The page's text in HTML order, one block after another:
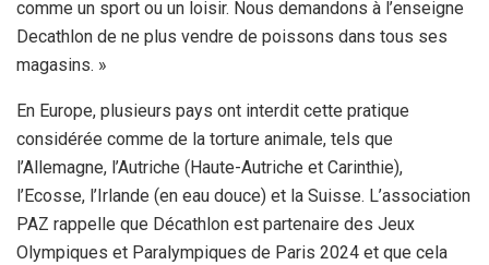
comme un sport ou un loisir. Nous demandons à l’enseigne
Decathlon de ne plus vendre de poissons dans tous ses
magasins. »
En Europe, plusieurs pays ont interdit cette pratique
considérée comme de la torture animale, tels que
l’Allemagne, l’Autriche (Haute-Autriche et Carinthie),
l’Ecosse, l’Irlande (en eau douce) et la Suisse. L’association
PAZ rappelle que Décathlon est partenaire des Jeux
Olympiques et Paralympiques de Paris 2024 et que cela